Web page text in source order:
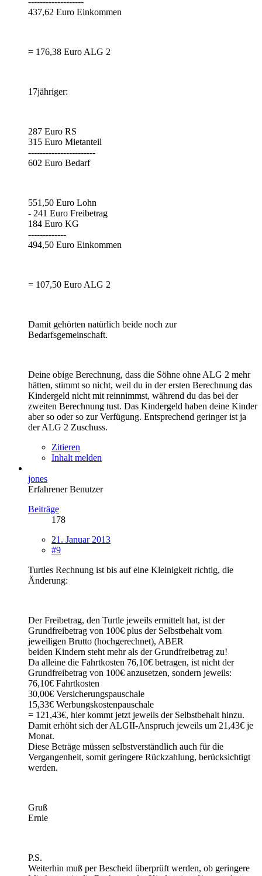
437,62 Euro Einkommen
= 176,38 Euro ALG 2
17jähriger:
287 Euro RS
315 Euro Mietanteil
-----------------------
602 Euro Bedarf
551,50 Euro Lohn
- 241 Euro Freibetrag
184 Euro KG
-------------
494,50 Euro Einkommen
= 107,50 Euro ALG 2
Damit gehörten natürlich beide noch zur
Bedarfsgemeinschaft.
Deine obige Berechnung, dass die Söhne ohne ALG 2 mehr
hätten, stimmt so nicht, weil du in der ersten Berechnung das
Kindergeld nicht mit reinnimmst, während du das bei der
zweiten Berechnung tust. Das Kindergeld haben deine Kinder
aber so oder so zur Verfügung. Entsprechend geringer ist ja
der ALG 2 Zuschuss.
Zitieren
Inhalt melden
jones
Erfahrener Benutzer
Beiträge
178
21. Januar 2013
#9
Turtles Rechnung ist bis auf eine Kleinigkeit richtig, die
Änderung:
Der Freibetrag, den Turtle jeweils ermittelt hat, ist der
Grundfreibetrag von 100€ plus der Selbstbehalt vom
jeweiligen Brutto (hochgerechnet), ABER
beiden Kindern steht mehr als der Grundfreibetrag zu!
Da alleine die Fahrtkosten 76,10€ betragen, ist nicht der
Grundfreibetrag von 100€ anzusetzen, sondern jeweils:
76,10€ Fahrtkosten
30,00€ Versicherungspauschale
15,33€ Werbungskostenpauschale
= 121,43€, hier kommt jetzt jeweils der Selbstbehalt hinzu.
Damit erhöht sich der ALGII-Anspruch jeweils um 21,43€ je
Monat.
Diese Beträge müssen selbstverständlich auch für die
Vergangenheit, somit geringere Rückzahlung, berücksichtigt
werden.
Gruß
Ernie
P.S.
Weiterhin muß per Bescheid überprüft werden, ob geringere